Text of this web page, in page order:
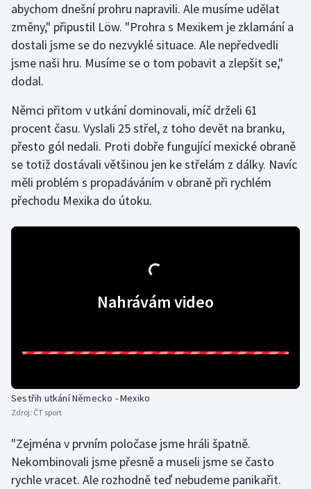
Golf
Gymnastika
Jezdectví
Judo
Krasobruslení
Moderní pětiboj
Parasport
Plážový volejbal
abychom dnešní prohru napravili. Ale musíme udělat
změny," připustil Löw. "Prohra s Mexikem je zklamání a
dostali jsme se do nezvyklé situace. Ale nepředvedli
jsme naši hru. Musíme se o tom pobavit a zlepšit se,"
dodal.
Němci přitom v utkání dominovali, míč drželi 61
procent času. Vyslali 25 střel, z toho devět na branku,
přesto gól nedali. Proti dobře fungující mexické obraně
se totiž dostávali většinou jen ke střelám z dálky. Navíc
měli problém s propadáváním v obraně při rychlém
přechodu Mexika do útoku.
Nahrávám video
Sestřih utkání Německo - Mexiko
Zdroj: ČT sport
"Zejména v prvním poločase jsme hráli špatně.
Nekombinovali jsme přesně a museli jsme se často
rychle vracet. Ale rozhodně teď nebudeme panikařit.